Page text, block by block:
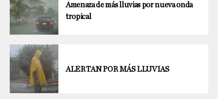
Amenaza de más lluvias por nueva onda
tropical
ALERTAN POR MÁS LLUVIAS